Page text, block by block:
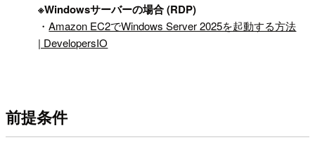
※Windowsサーバーの場合 (RDP)
・Amazon EC2でWindows Server 2025を起動する方法
| DevelopersIO
前提条件